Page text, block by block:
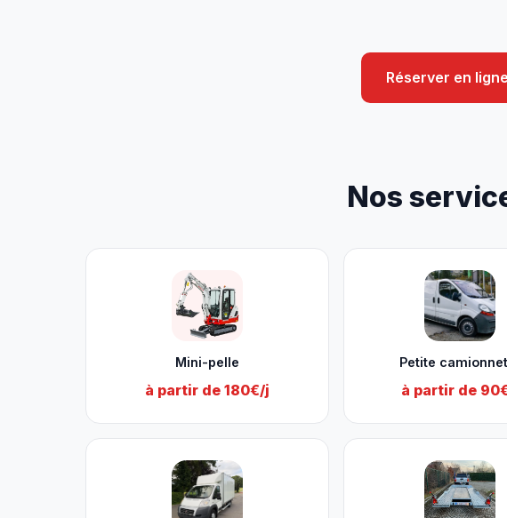
Réserver en ligne
Nos
Mini-pelle
à partir de 180€/j
Petite
à partir de